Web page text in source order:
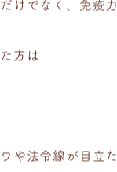
けでなく、免疫
方は
や法令線が目立